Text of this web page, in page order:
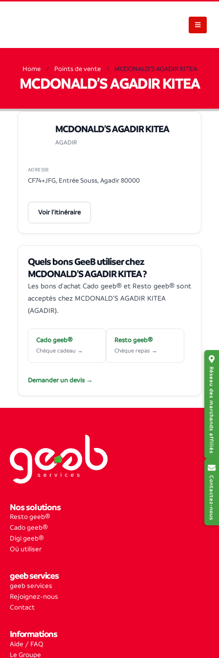
Réseau des marchands affiliés
Contactez-nous
Home Points de vente MCDONALD’S AGADIR KITEA
MCDONALD’S AGADIR KITEA
MCDONALD’S AGADIR KITEA
AGADIR
ADRESSE
CF74+JFG, Entrée Souss, Agadir 80000
Voir l'itinéraire
Quels bons GeeB utiliser chez
MCDONALD’S AGADIR KITEA ?
Les bons d'achat Cado geeb® et Resto geeb® sont
acceptés chez MCDONALD’S AGADIR KITEA
(AGADIR).
Cado geeb®
Chèque cadeau →
Resto geeb®
Chèque repas →
Demander un devis →
Nos solutions
Resto geeb®
Cado geeb®
Digi geeb®
Où utiliser
geeb services
geeb services
Rejoignez-nous
Contact
Informations
Aide / FAQ
Le Groupe